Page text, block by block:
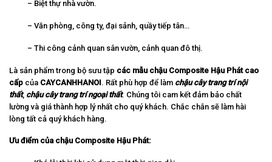
– Biệt thự nhà vườn.
– Văn phòng, công ty, đại sảnh, quầy tiếp tân…
– Thi công cảnh quan sân vườn, cảnh quan đô thị.
Là sản phẩm trong bộ sưu tập các mẫu chậu Composite Hậu Phát cao
cấp của CAYCANHHANOI. Rất phù hợp để làm chậu cây trang trí nội
thất, chậu cây trang trí ngoại thất. Chúng tôi cam kết đảm bảo chất
lường và giá thành hợp lý nhất cho quý khách. Chắc chắn sẽ làm hài
lòng tất cả quý khách hàng.
Ưu điểm của chậu Composite Hậu Phát: